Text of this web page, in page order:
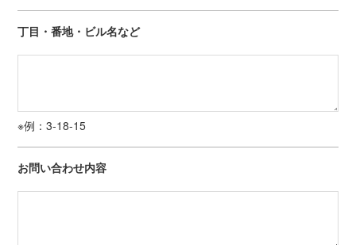
丁目・番地・ビル名など
※例：3-18-15
お問い合わせ内容